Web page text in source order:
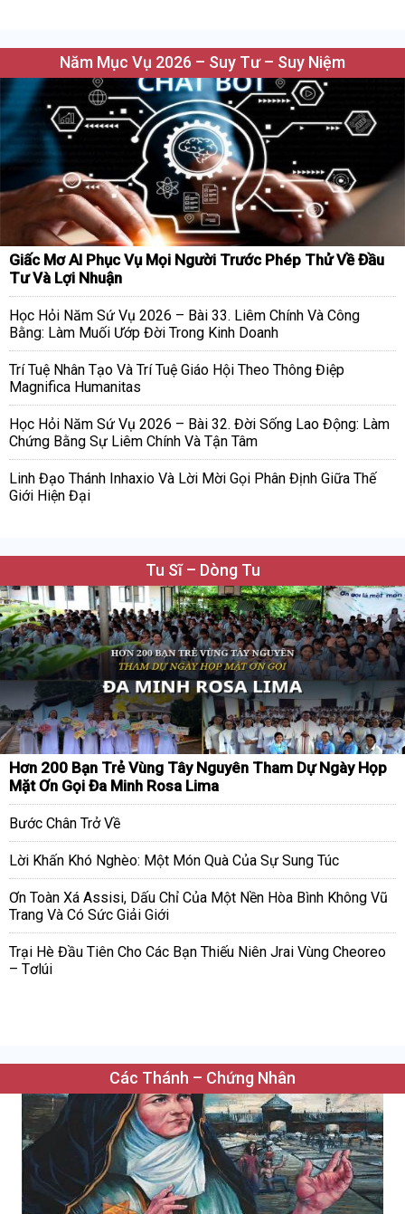
Năm Mục Vụ 2026 – Suy Tư – Suy Niệm
Giấc Mơ AI Phục Vụ Mọi Người Trước Phép Thử Về Đầu
Tư Và Lợi Nhuận
Học Hỏi Năm Sứ Vụ 2026 – Bài 33. Liêm Chính Và Công
Bằng: Làm Muối Ướp Đời Trong Kinh Doanh
Trí Tuệ Nhân Tạo Và Trí Tuệ Giáo Hội Theo Thông Điệp
Magnifica Humanitas
Học Hỏi Năm Sứ Vụ 2026 – Bài 32. Đời Sống Lao Động: Làm
Chứng Bằng Sự Liêm Chính Và Tận Tâm
Linh Đạo Thánh Inhaxio Và Lời Mời Gọi Phân Định Giữa Thế
Giới Hiện Đại
Tu Sĩ – Dòng Tu
Hơn 200 Bạn Trẻ Vùng Tây Nguyên Tham Dự Ngày Họp
Mặt Ơn Gọi Đa Minh Rosa Lima
Bước Chân Trở Về
Lời Khấn Khó Nghèo: Một Món Quà Của Sự Sung Túc
Ơn Toàn Xá Assisi, Dấu Chỉ Của Một Nền Hòa Bình Không Vũ
Trang Và Có Sức Giải Giới
Trại Hè Đầu Tiên Cho Các Bạn Thiếu Niên Jrai Vùng Cheoreo
– Tơlúi
Các Thánh – Chứng Nhân